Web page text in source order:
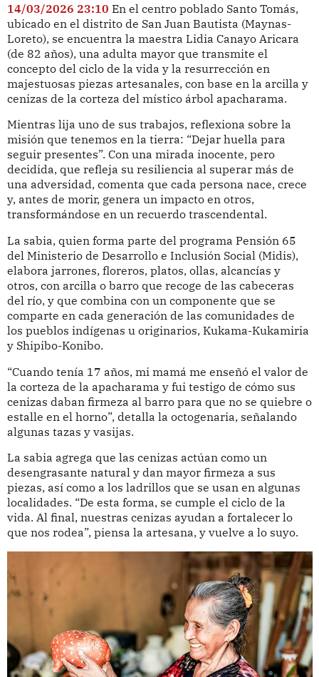
14/03/2026 23:10 En el centro poblado Santo Tomás,
ubicado en el distrito de San Juan Bautista (Maynas-
Loreto), se encuentra la maestra Lidia Canayo Aricara
(de 82 años), una adulta mayor que transmite el
concepto del ciclo de la vida y la resurrección en
majestuosas piezas artesanales, con base en la arcilla y
cenizas de la corteza del místico árbol apacharama.
Mientras lija uno de sus trabajos, reflexiona sobre la
misión que tenemos en la tierra: “Dejar huella para
seguir presentes”. Con una mirada inocente, pero
decidida, que refleja su resiliencia al superar más de
una adversidad, comenta que cada persona nace, crece
y, antes de morir, genera un impacto en otros,
transformándose en un recuerdo trascendental.
La sabia, quien forma parte del programa Pensión 65
del Ministerio de Desarrollo e Inclusión Social (Midis),
elabora jarrones, floreros, platos, ollas, alcancías y
otros, con arcilla o barro que recoge de las cabeceras
del río, y que combina con un componente que se
comparte en cada generación de las comunidades de
los pueblos indígenas u originarios, Kukama-Kukamiria
y Shipibo-Konibo.
“Cuando tenía 17 años, mi mamá me enseñó el valor de
la corteza de la apacharama y fui testigo de cómo sus
cenizas daban firmeza al barro para que no se quiebre o
estalle en el horno”, detalla la octogenaria, señalando
algunas tazas y vasijas.
La sabia agrega que las cenizas actúan como un
desengrasante natural y dan mayor firmeza a sus
piezas, así como a los ladrillos que se usan en algunas
localidades. “De esta forma, se cumple el ciclo de la
vida. Al final, nuestras cenizas ayudan a fortalecer lo
que nos rodea”, piensa la artesana, y vuelve a lo suyo.